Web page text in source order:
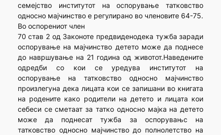
семејство институтот на оспорување татковство
односно мајчинство е регулирано во членовите 64-75.
Во оспорениот член
70 став 2 од Законоте предвиденодека тужба заради
оспорување на мајчинство детето може да поднесе
до навршување на 21 година од животот.Наведените
одредби со кои се уредува институтот на
оспорување на татковство односно мајчинство
произлегуна дека лицата кои се запишани во книгата
на родените како родители на детето и лицата кои
себеси се сметаат за татко односно мајка на детето
може да поднесат тужба за оспорувањс на
татковство односно мајчинство до полнолетство на